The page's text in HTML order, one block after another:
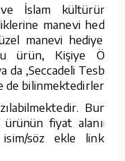
İslam kültüründe
manevi hediye
manevi hediyeleri
ürün, Kişiye Özel
,Seccadeli Tesbihli
de bilinmektedirler.
Bunun
fiyat alanının
söz ekle linkine